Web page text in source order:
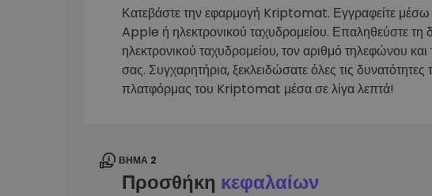
Εξερεύνηση επενδύσεων
Βρες τη δική σου crypto στρατηγική
Κατεβάστε την εφαρμογή Kriptomat. Εγγραφείτε
Apple ή ηλεκτρονικού ταχυδρομείου. Επαληθεύστε τη
ηλεκτρονικού ταχυδρομείου, τον αριθμό τηλεφώνου και
σας. Συγχαρητήρια, ξεκλειδώσατε όλες τις δυνατότητες
πλατφόρμας του Kriptomat μέσα σε λίγα λεπτά!
ΒΉΜΑ 2
Προσθήκη κεφαλαίων